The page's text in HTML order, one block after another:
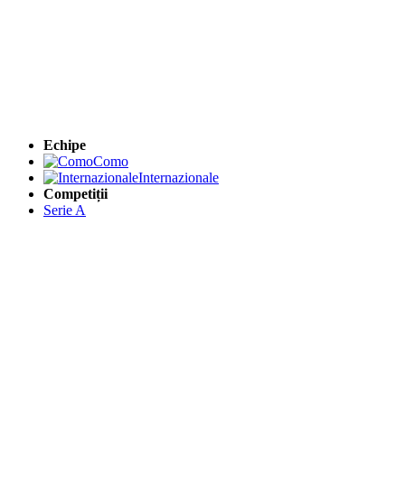
Echipe
Como
Internazionale
Competiții
Serie A